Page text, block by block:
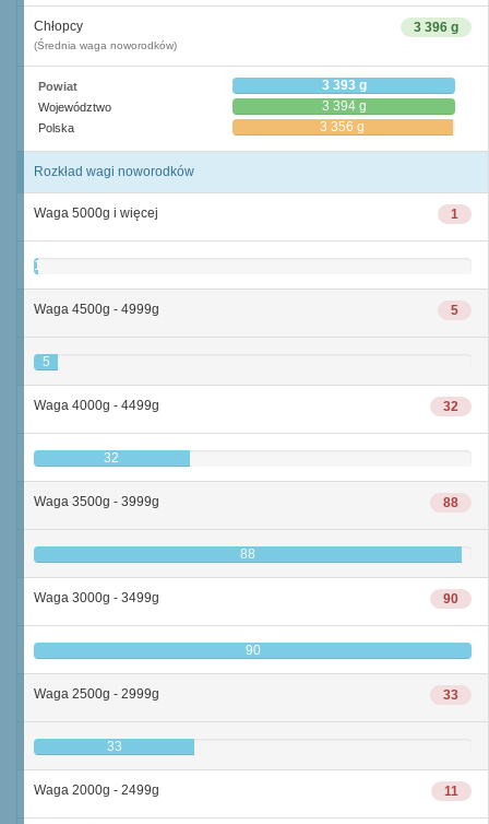
3 396 g
Chłopcy
(Średnia waga noworodków)
Powiat 3 393 g
Województwo 3 394 g
Polska 3 356 g
Rozkład wagi noworodków
1
Waga 5000g i więcej
1
5
Waga 4500g - 4999g
5
32
Waga 4000g - 4499g
32
88
Waga 3500g - 3999g
88
90
Waga 3000g - 3499g
90
33
Waga 2500g - 2999g
33
11
Waga 2000g - 2499g